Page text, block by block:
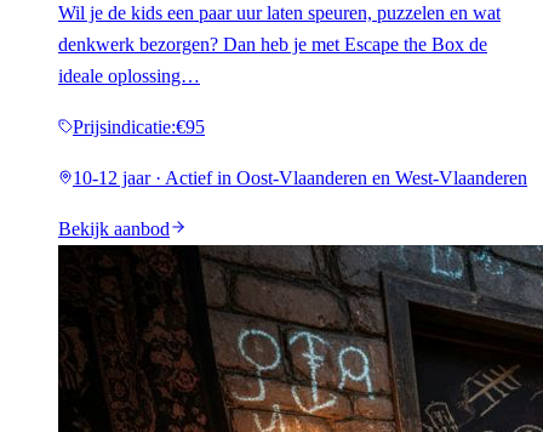
Wil je de kids een paar uur laten speuren, puzzelen en wat
denkwerk bezorgen? Dan heb je met Escape the Box de
ideale oplossing…
Prijsindicatie:€95
10-12 jaar · Actief in Oost-Vlaanderen en West-Vlaanderen
Bekijk aanbod